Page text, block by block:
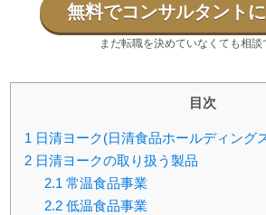
無料でコンサルタント
まだ転職を決めていなくても相談
目次
1 日清ヨーク(日清食品ホールディング
2 日清ヨークの取り扱う製品
2.1 常温食品事業
2.2 低温食品事業